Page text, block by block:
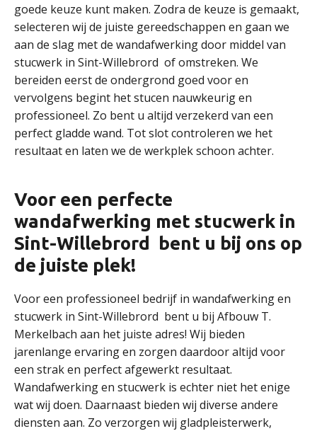
goede keuze kunt maken. Zodra de keuze is gemaakt,
selecteren wij de juiste gereedschappen en gaan we
aan de slag met de wandafwerking door middel van
stucwerk in Sint-Willebrord of omstreken. We
bereiden eerst de ondergrond goed voor en
vervolgens begint het stucen nauwkeurig en
professioneel. Zo bent u altijd verzekerd van een
perfect gladde wand. Tot slot controleren we het
resultaat en laten we de werkplek schoon achter.
Voor een perfecte
wandafwerking met stucwerk in
Sint-Willebrord bent u bij ons op
de juiste plek!
Voor een professioneel bedrijf in wandafwerking en
stucwerk in Sint-Willebrord bent u bij Afbouw T.
Merkelbach aan het juiste adres! Wij bieden
jarenlange ervaring en zorgen daardoor altijd voor
een strak en perfect afgewerkt resultaat.
Wandafwerking en stucwerk is echter niet het enige
wat wij doen. Daarnaast bieden wij diverse andere
diensten aan. Zo verzorgen wij gladpleisterwerk,